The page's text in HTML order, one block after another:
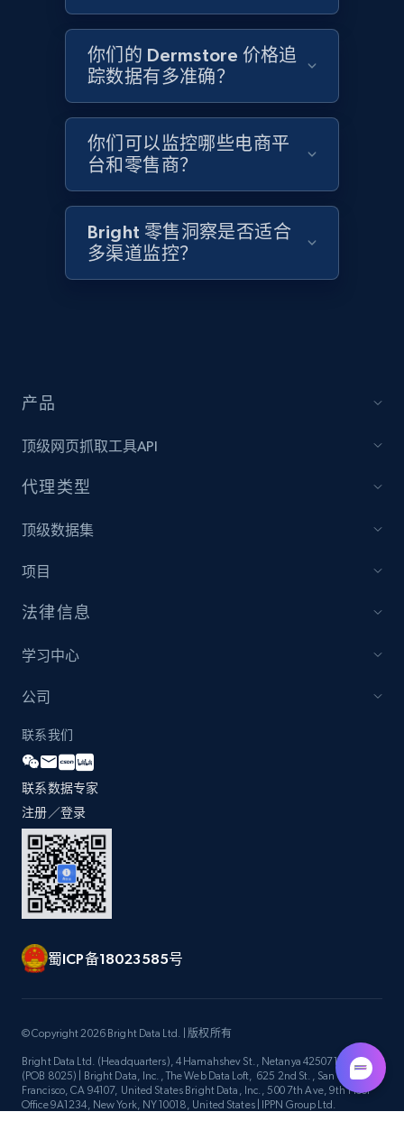
Home Depot US - Discover products by
specified UPC
URL, Domain, Country code, Model number,
Sku, Product id, Product name, Manufacturer,
2.1K+ 353+ 立即开始
Home Depot US - Discovery products by
Amazon products global dataset
price, Currency, Availability, Reviews count, and
more.
products by specific category URL
Title, Seller name, Brand, Description, Initial
price, Currency, Availability, Reviews count, and
more.
2.1K+
Amazon products global dataset -
Title, Seller name, Brand, Description, Initial
more.
你们的 Dermstore 价格追
踪数据有多准确？
你们可以监控哪些电商平
台和零售商？
Bright 零售洞察是否适合
多渠道监控？
产品
顶级网页抓取工具API
代理类型
顶级数据集
项目
法律信息
学习中心
公司
联系我们
联系数据专家
注册／登录
蜀ICP备18023585号
© Copyright 2026 Bright Data Ltd. | 版权所有
Bright Data Ltd. (Headquarters), 4 Hamahshev St., Netanya 4250714, Israel
(POB 8025) | Bright Data, Inc., The Web Data Loft, 625 2nd St., San
Francisco, CA 94107, United States Bright Data, Inc., 500 7th Ave, 9th Floor
Office 9A1234, New York, NY 10018, United States | IPPN Group Ltd.